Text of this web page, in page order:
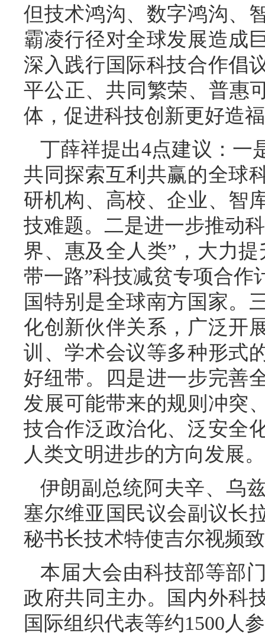
但技术鸿沟、数字鸿沟、
霸凌行径对全球发展造成
深入践行国际科技合作倡
平公正、共同繁荣、普惠
体，促进科技创新更好造
丁薛祥提出4点建议：一
共同探索互利共赢的全球
研机构、高校、企业、智
技难题。二是进一步推动
界、惠及全人类”，大力
带一路”科技减贫专项合作
国特别是全球南方国家。
化创新伙伴关系，广泛开
训、学术会议等多种形式
好纽带。四是进一步完善
发展可能带来的规则冲突
技合作泛政治化、泛安全
人类文明进步的方向发展。
伊朗副总统阿夫辛、乌
塞尔维亚国民议会副议长
秘书长技术特使吉尔视频
本届大会由科技部等部
政府共同主办。国内外科
国际组织代表等约1500人